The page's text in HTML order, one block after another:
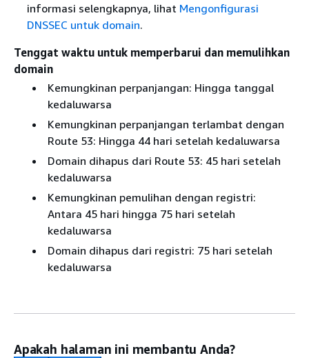
informasi selengkapnya, lihat Mengonfigurasi
DNSSEC untuk domain.
Tenggat waktu untuk memperbarui dan memulihkan
domain
Kemungkinan perpanjangan: Hingga tanggal
kedaluwarsa
Kemungkinan perpanjangan terlambat dengan
Route 53: Hingga 44 hari setelah kedaluwarsa
Domain dihapus dari Route 53: 45 hari setelah
kedaluwarsa
Kemungkinan pemulihan dengan registri:
Antara 45 hari hingga 75 hari setelah
kedaluwarsa
Domain dihapus dari registri: 75 hari setelah
kedaluwarsa
Apakah halaman ini membantu Anda?